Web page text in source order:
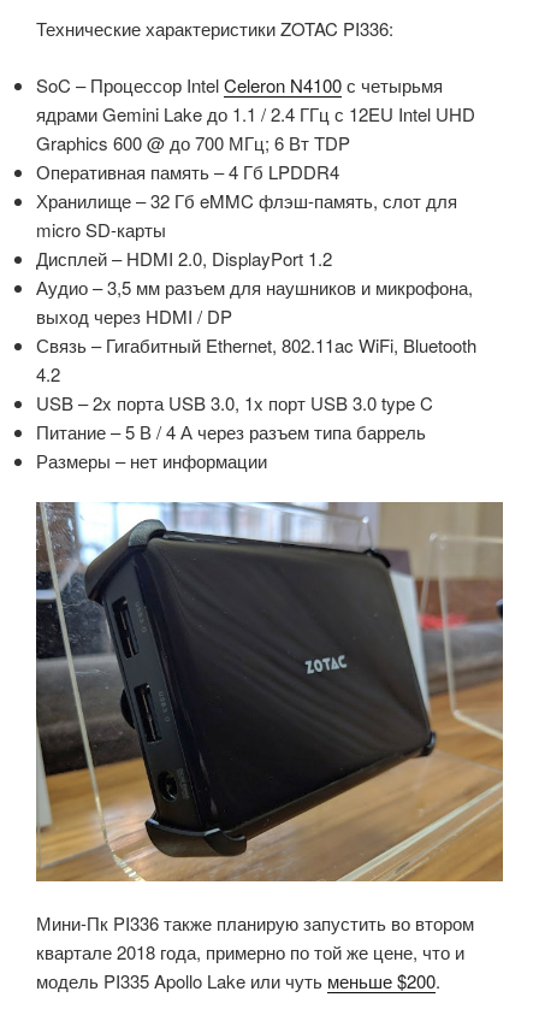
Технические характеристики ZOTAC PI336:
SoC – Процессор IntelCeleron N4100с четырьмя
ядрами Gemini Lake до 1.1 / 2.4 ГГц с 12EU Intel UHD
Graphics 600 @ до 700 МГц; 6 Вт TDP
Оперативная память – 4 Гб LPDDR4
Хранилище – 32 Гб eMMC флэш-память, слот для
micro SD-карты
Дисплей – HDMI 2.0, DisplayPort 1.2
Аудио – 3,5 мм разъем для наушников и микрофона,
выход через HDMI / DP
Связь – Гигабитный Ethernet, 802.11ac WiFi, Bluetooth
4.2
USB – 2x порта USB 3.0, 1x порт USB 3.0 type C
Питание – 5 В / 4 А через разъем типа баррель
Размеры – нет информации
Мини-Пк PI336 также планирую запустить во втором
квартале 2018 года, примерно по той же цене, что и
модель PI335 Apollo Lake или чуть меньше $200.